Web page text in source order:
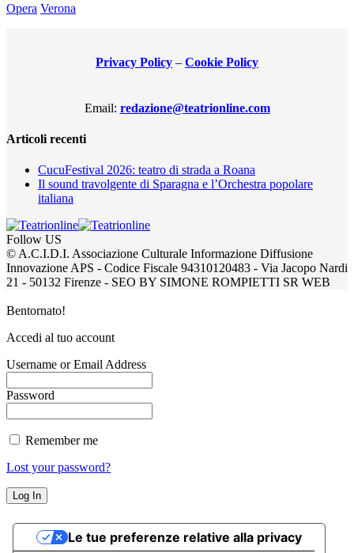
Opera Verona
Privacy Policy – Cookie Policy
Email: redazione@teatrionline.com
Articoli recenti
CucuFestival 2026: teatro di strada a Roana
Il sound travolgente di Sparagna e l’Orchestra popolare
italiana
Follow US
© A.C.I.D.I. Associazione Culturale Informazione Diffusione
Innovazione APS - Codice Fiscale 94310120483 - Via Jacopo Nardi
21 - 50132 Firenze - SEO BY SIMONE ROMPIETTI SR WEB
Bentornato!
Accedi al tuo account
Username or Email Address
Password
Remember me
Lost your password?
Le tue preferenze relative alla privacy